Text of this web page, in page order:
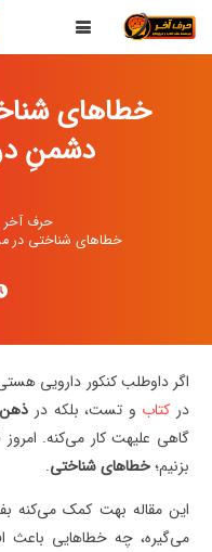
خطاهای
دشمنِ
حرف آخر
خطاهای شناختی در
اگر داوطلب کنکور دارویی
در کتاب و تست، بلکه در
گاهی علیهت کار می‌کنه.
بزنیم؛خطاهای شناختی.
این مقاله بهت کمک می‌کنه
می‌گیره، چه خطاهایی باعث